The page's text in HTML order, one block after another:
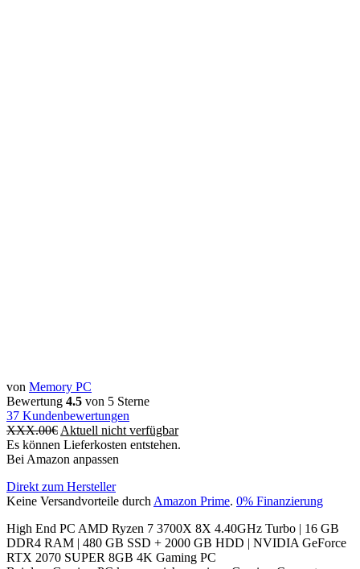
von Memory PC
Bewertung 4.5 von 5 Sterne
37 Kundenbewertungen
XXX.00€ Aktuell nicht verfügbar
Es können Lieferkosten entstehen.
Bei Amazon anpassen
Direkt zum Hersteller
Keine Versandvorteile durch Amazon Prime. 0% Finanzierung
High End PC AMD Ryzen 7 3700X 8X 4.40GHz Turbo | 16 GB
DDR4 RAM | 480 GB SSD + 2000 GB HDD | NVIDIA GeForce
RTX 2070 SUPER 8GB 4K Gaming PC